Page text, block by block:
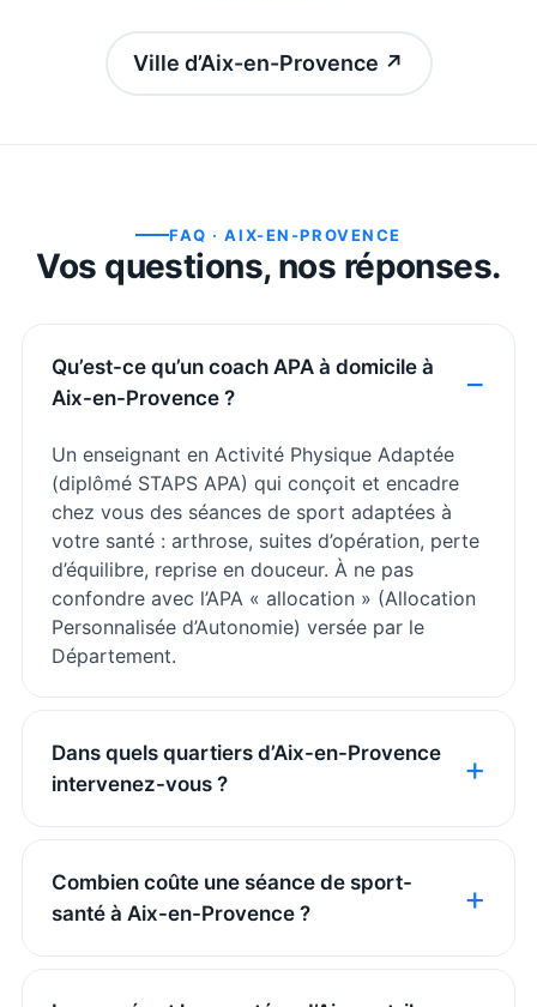
Ville d’Aix-en-Provence ↗
FAQ ·AIX-EN-PROVENCE
Vos questions, nos réponses.
Qu’est-ce qu’un coach APA à domicile à
Aix-en-Provence ?
Un enseignant en Activité Physique Adaptée
(diplômé STAPS APA) qui conçoit et encadre
chez vous des séances de sport adaptées à
votre santé : arthrose, suites d’opération, perte
d’équilibre, reprise en douceur. À ne pas
confondre avec l’APA « allocation » (Allocation
Personnalisée d’Autonomie) versée par le
Département.
Dans quels quartiers d’Aix-en-Provence
intervenez-vous ?
Combien coûte une séance de sport-
santé à Aix-en-Provence ?